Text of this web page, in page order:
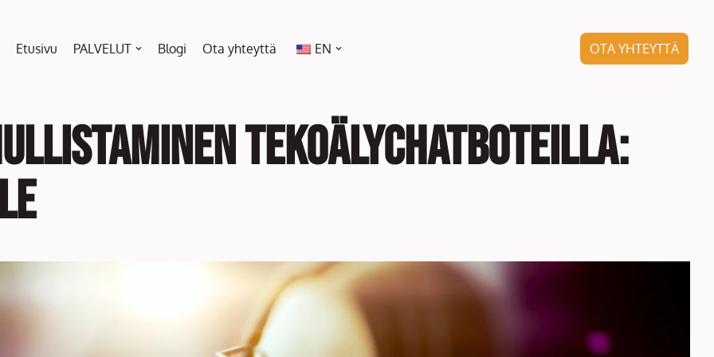
Etusivu PALVELUT Blogi Ota yhteyttä EN OTA YHTEYTTÄ
tekoälychatboteilla: